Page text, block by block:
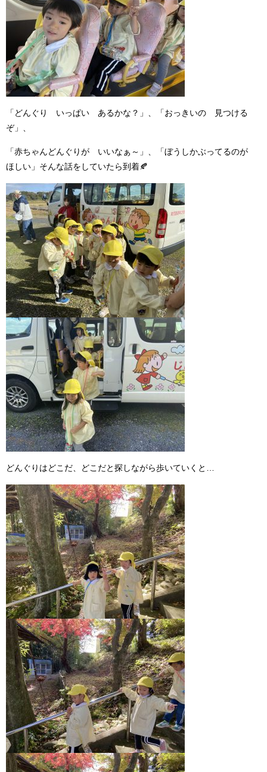
「どんぐり いっぱい あるかな？」、「おっきいの 見つける
ぞ」、
「赤ちゃんどんぐりが いいなぁ～」、「ぼうしかぶってるのが
ほしい」そんな話をしていたら到着🍂
どんぐりはどこだ、どこだと探しながら歩いていくと